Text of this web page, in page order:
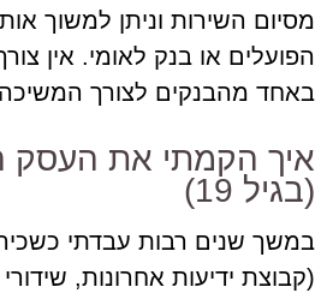
מסיום השירות וניתן למשוך
הפועלים או בנק לאומי. אין
באחד מהבנקים לצורך
איך הקמתי את העסק
(בגיל 19)
במשך שנים רבות עבדתי כשכיר
(קבוצת ידיעות אחרונות,